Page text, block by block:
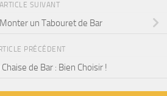
ARTICLE SUIVANT
un Tabouret de Bar
PRÉCÉDENT
de Bar : Bien Choisir !